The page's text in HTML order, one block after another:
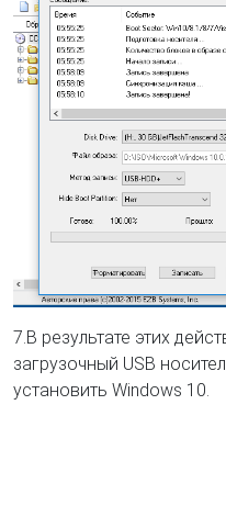
7.В результате этих
загрузочный USB
установить Windows 10.